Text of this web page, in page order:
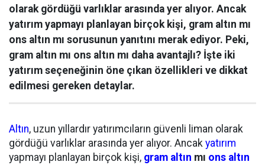
olarak gördüğü varlıklar arasında yer alıyor. Ancak
yatırım yapmayı planlayan birçok kişi, gram altın mı
ons altın mı sorusunun yanıtını merak ediyor. Peki,
gram altın mı ons altın mı daha avantajlı? İşte iki
yatırım seçeneğinin öne çıkan özellikleri ve dikkat
edilmesi gereken detaylar.
Altın, uzun yıllardır yatırımcıların güvenli liman olarak
gördüğü varlıklar arasında yer alıyor. Ancak yatırım
yapmayı planlayan birçok kişi, gram altın mı ons altın